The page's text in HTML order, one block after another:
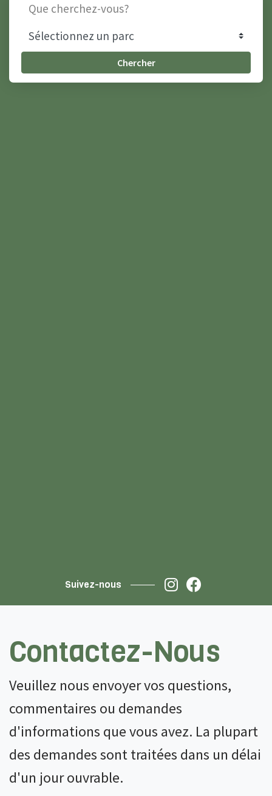
Suivez-nous
Contactez-Nous
Veuillez nous envoyer vos questions,
commentaires ou demandes
d'informations que vous avez. La plupart
des demandes sont traitées dans un délai
d'un jour ouvrable.